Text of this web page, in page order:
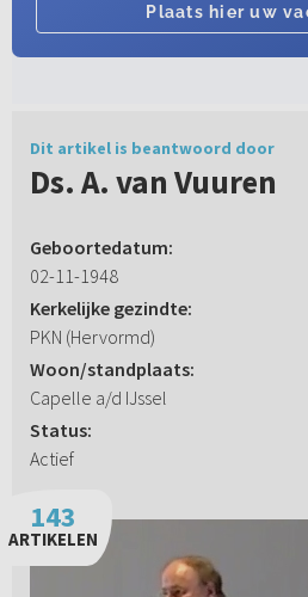
Dit artikel is beantwoord door
Ds. A. van Vuuren
Geboortedatum:
02-11-1948
Kerkelijke gezindte:
PKN (Hervormd)
Woon/standplaats:
Capelle a/d IJssel
Status:
Actief
143
ARTIKELEN